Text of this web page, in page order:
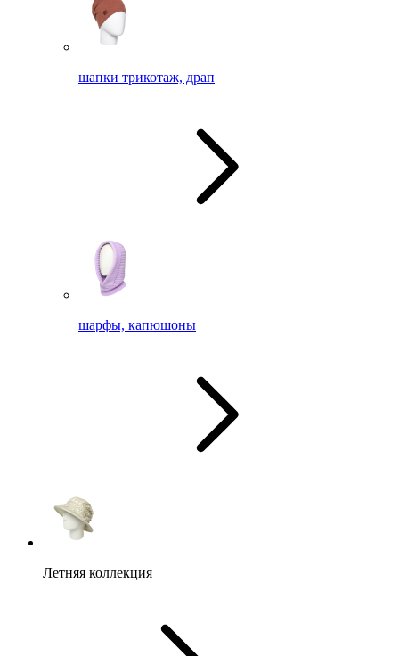
шапки трикотаж, драп
шарфы, капюшоны
Летняя коллекция